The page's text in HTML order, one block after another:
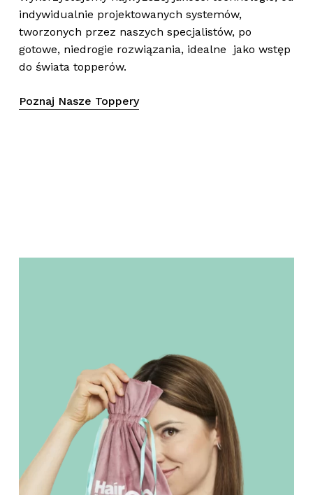
indywidualnie projektowanych systemów,
tworzonych przez naszych specjalistów, po
gotowe, niedrogie rozwiązania, idealne jako wstęp
do świata topperów.
Poznaj Nasze Toppery